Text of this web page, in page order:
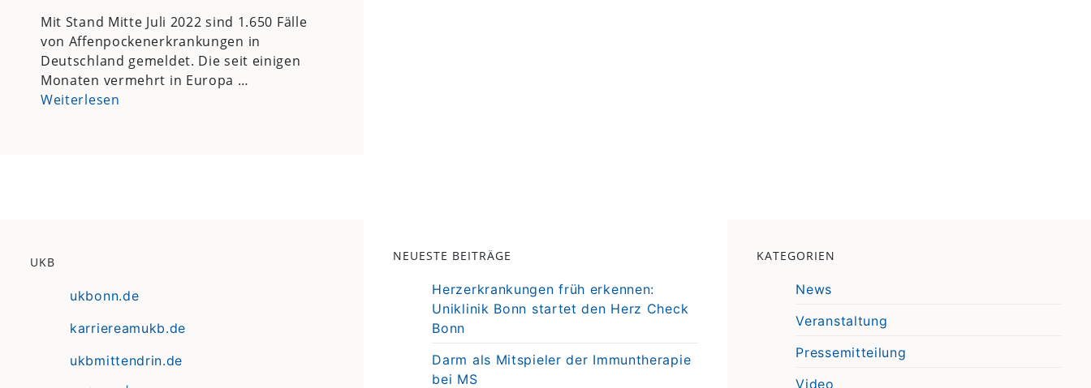
Mit Stand Mitte Juli 2022 sind 1.650 Fälle
von Affenpockenerkrankungen in
Deutschland gemeldet. Die seit einigen
Monaten vermehrt in Europa …
Weiterlesen
UKB
ukbonn.de
karriereamukb.de
ukbmittendrin.de
NEUESTE BEITRÄGE
Herzerkrankungen früh erkennen:
Uniklinik Bonn startet den Herz Check
Bonn
Darm als Mitspieler der Immuntherapie
bei MS
KATEGORIEN
News
Veranstaltung
Pressemitteilung
Video